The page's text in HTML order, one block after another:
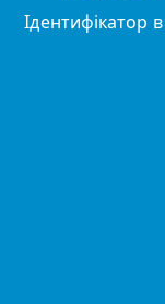
Ідентифікатор